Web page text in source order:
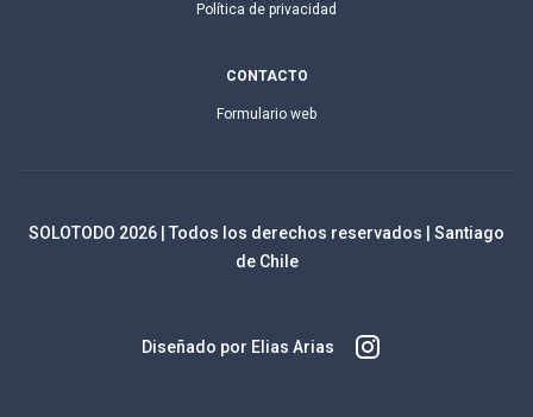
Política de privacidad
CONTACTO
Formulario web
SOLOTODO 2026 | Todos los derechos reservados | Santiago
de Chile
Diseñado por Elias Arias